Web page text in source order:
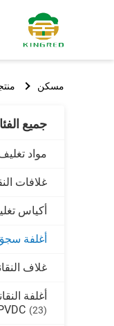
مسكن
جميع
مواد
غلافات
أكياس
أغلفة
غلاف
أغلفة
(23)